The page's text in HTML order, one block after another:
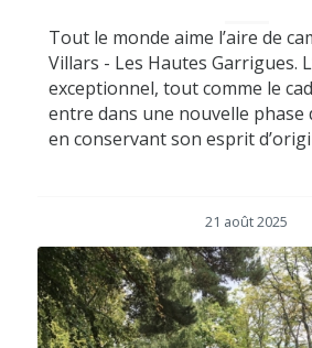
Tout le monde aime l’aire de
Villars - Les Hautes Garrigues.
exceptionnel, tout comme le
entre dans une nouvelle
en conservant son esprit
21 août 2025